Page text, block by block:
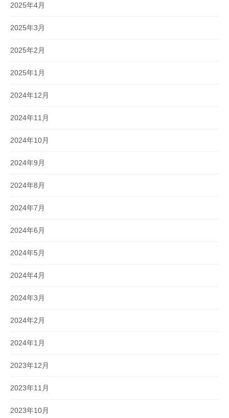
2025年4月
2025年3月
2025年2月
2025年1月
2024年12月
2024年11月
2024年10月
2024年9月
2024年8月
2024年7月
2024年6月
2024年5月
2024年4月
2024年3月
2024年2月
2024年1月
2023年12月
2023年11月
2023年10月